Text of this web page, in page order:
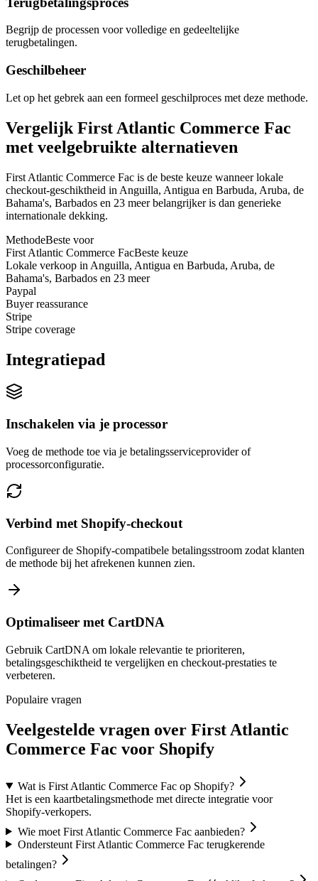
Begrijp de processen voor volledige en gedeeltelijke
terugbetalingen.
Geschilbeheer
Let op het gebrek aan een formeel geschilproces met deze methode.
Vergelijk First Atlantic Commerce Fac
met veelgebruikte alternatieven
First Atlantic Commerce Fac is de beste keuze wanneer lokale
checkout-geschiktheid in Anguilla, Antigua en Barbuda, Aruba, de
Bahama's, Barbados en 23 meer belangrijker is dan generieke
internationale dekking.
MethodeBeste voor
First Atlantic Commerce FacBeste keuze
Lokale verkoop in Anguilla, Antigua en Barbuda, Aruba, de
Bahama's, Barbados en 23 meer
Paypal
Buyer reassurance
Stripe
Stripe coverage
Integratiepad
Inschakelen via je processor
Voeg de methode toe via je betalingsserviceprovider of
processorconfiguratie.
Verbind met Shopify-checkout
Configureer de Shopify-compatibele betalingsstroom zodat klanten
de methode bij het afrekenen kunnen zien.
Optimaliseer met CartDNA
Gebruik CartDNA om lokale relevantie te prioriteren,
betalingsgeschiktheid te vergelijken en checkout-prestaties te
verbeteren.
Populaire vragen
Veelgestelde vragen over First Atlantic
Commerce Fac voor Shopify
Wat is First Atlantic Commerce Fac op Shopify?
Het is een kaartbetalingsmethode met directe integratie voor
Shopify-verkopers.
Wie moet First Atlantic Commerce Fac aanbieden?
Ondersteunt First Atlantic Commerce Fac terugkerende
betalingen?